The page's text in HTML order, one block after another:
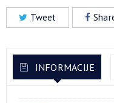
Tweet
INFORMACIJE